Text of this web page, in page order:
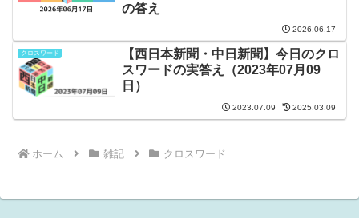
の答え
2026.06.17
クロスワード
【西日本新聞・中日新聞】今日のクロ
スワードの実答え（2023年07月09
日）
2023.07.09 2025.03.09
ホーム 雑記 クロスワード